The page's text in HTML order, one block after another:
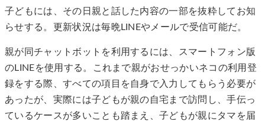
子どもには、その日親と話した内容の一部を抜粋してお知
らせする。更新状況は毎晩LINEやメールで受信可能だ。
親が同チャットボットを利用するには、スマートフォン版
のLINEを使用する。これまで親がおせっかいネコの利用登
録をする際、すべての項目を自身で入力してもらう必要が
あったが、実際には子どもが親の自宅まで訪問し、手伝っ
ているケースが多いことも踏まえ、子どもが親にタマを届